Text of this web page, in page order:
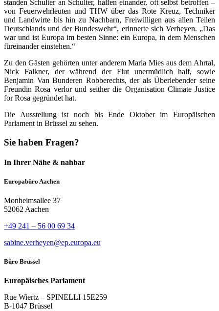
standen Schulter an Schulter, halfen einander, oft selbst betroffen –
von Feuerwehrleuten und THW über das Rote Kreuz, Techniker
und Landwirte bis hin zu Nachbarn, Freiwilligen aus allen Teilen
Deutschlands und der Bundeswehr“, erinnerte sich Verheyen. „Das
war und ist Europa im besten Sinne: ein Europa, in dem Menschen
füreinander einstehen.“
Zu den Gästen gehörten unter anderem Maria Mies aus dem Ahrtal,
Nick Falkner, der während der Flut unermüdlich half, sowie
Benjamin Van Bunderen Robberechts, der als Überlebender seine
Freundin Rosa verlor und seither die Organisation Climate Justice
for Rosa gegründet hat.
Die Ausstellung ist noch bis Ende Oktober im Europäischen
Parlament in Brüssel zu sehen.
Sie haben Fragen?
In Ihrer Nähe & nahbar
Europabüro Aachen
Monheimsallee 37
52062 Aachen
+49 241 – 56 00 69 34
sabine.verheyen@ep.europa.eu
Büro Brüssel
Europäisches Parlament
Rue Wiertz – SPINELLI 15E259
B-1047 Brüssel